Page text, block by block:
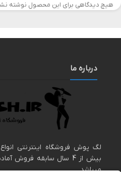
هیچ دیدگاهی برای این محصول نوشته
درباره ما
لگ پوش فروشگاه اینترنتی
بیش از 4 سال سابقه فروش
میباشد